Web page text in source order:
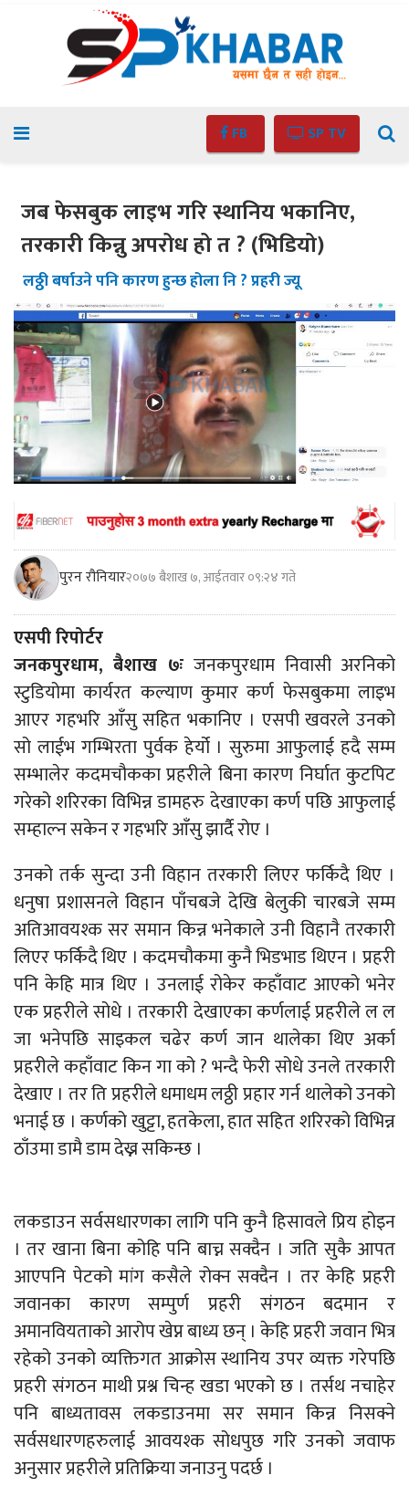
FB SP TV
जब फेसबुक लाइभ गरि स्थानिय भकानिए,
तरकारी किन्नु अपरोध हो त ? (भिडियो)
लठ्ठी बर्षाउने पनि कारण हुन्छ होला नि ? प्रहरी ज्यू
पुरन रौनियार२०७७ बैशाख ७, आईतवार ०९:२४ गते
एसपी रिपोर्टर
जनकपुरधाम, बैशाख ७ःजनकपुरधाम निवासी अरनिको
स्टुडियोमा कार्यरत कल्याण कुमार कर्ण फेसबुकमा लाइभ
आएर गहभरि आँसु सहित भकानिए । एसपी खवरले उनको
सो लाईभ गम्भिरता पुर्वक हेर्यो । सुरुमा आफुलाई हदै सम्म
सम्भालेर कदमचौकका प्रहरीले बिना कारण निर्घात कुटपिट
गरेको शरिरका विभिन्न डामहरु देखाएका कर्ण पछि आफुलाई
सम्हाल्न सकेन र गहभरि आँसु झार्दै रोए ।
उनको तर्क सुन्दा उनी विहान तरकारी लिएर फर्किदै थिए ।
धनुषा प्रशासनले विहान पाँचबजे देखि बेलुकी चारबजे सम्म
अतिआवयश्क सर समान किन्न भनेकाले उनी विहानै तरकारी
लिएर फर्किदै थिए । कदमचौकमा कुनै भिडभाड थिएन । प्रहरी
पनि केहि मात्र थिए । उनलाई रोकेर कहाँवाट आएको भनेर
एक प्रहरीले सोधे । तरकारी देखाएका कर्णलाई प्रहरीले ल ल
जा भनेपछि साइकल चढेर कर्ण जान थालेका थिए अर्का
प्रहरीले कहाँवाट किन गा को ? भन्दै फेरी सोधे उनले तरकारी
देखाए । तर ति प्रहरीले धमाधम लठ्ठी प्रहार गर्न थालेको उनको
भनाई छ । कर्णको खुट्टा, हतकेला, हात सहित शरिरको विभिन्न
ठाँउमा डामै डाम देख्न सकिन्छ ।
लकडाउन सर्वसधारणका लागि पनि कुनै हिसावले प्रिय होइन
। तर खाना बिना कोहि पनि बाच्न सक्दैन । जति सुकै आपत
आएपनि पेटको मांग कसैले रोक्न सक्दैन । तर केहि प्रहरी
जवानका कारण सम्पुर्ण प्रहरी संगठन बदमान र
अमानवियताको आरोप खेप्न बाध्य छन् । केहि प्रहरी जवान भित्र
रहेको उनको व्यक्तिगत आक्रोस स्थानिय उपर व्यक्त गरेपछि
प्रहरी संगठन माथी प्रश्न चिन्ह खडा भएको छ । तर्सथ नचाहेर
पनि बाध्यतावस लकडाउनमा सर समान किन्न निसक्ने
सर्वसधारणहरुलाई आवयश्क सोधपुछ गरि उनको जवाफ
अनुसार प्रहरीले प्रतिक्रिया जनाउनु पदर्छ ।